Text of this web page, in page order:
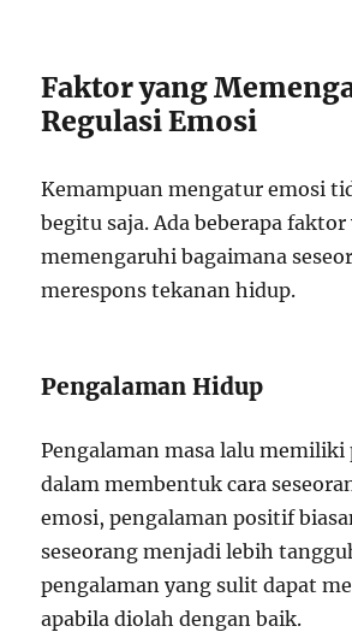
Faktor yang
Regulasi Emosi
Kemampuan mengatur emosi
begitu saja. Ada beberapa faktor
memengaruhi bagaimana
merespons tekanan hidup.
Pengalaman Hidup
Pengalaman masa lalu memiliki
dalam membentuk cara
emosi, pengalaman positif
seseorang menjadi lebih
pengalaman yang sulit dapat
apabila diolah dengan baik.